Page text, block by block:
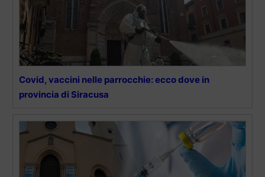
Covid, vaccini nelle parrocchie: ecco dove in
provincia di Siracusa